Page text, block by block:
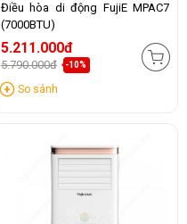
Điều hòa di động FujiE MPAC7
(7000BTU)
5.211.000đ
5.790.000đ -10%
So sánh